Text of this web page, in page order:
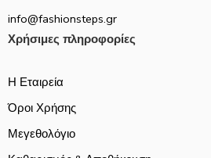
info@fashionsteps.gr
Χρήσιμες πληροφορίες
Η Εταιρεία
Όροι Χρήσης
Μεγεθολόγιο